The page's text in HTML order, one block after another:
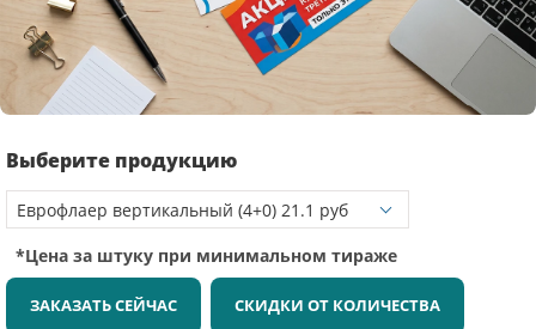
Выберите продукцию
*Цена за штуку при минимальном тираже
ЗАКАЗАТЬ СЕЙЧАС СКИДКИ ОТ КОЛИЧЕСТВА